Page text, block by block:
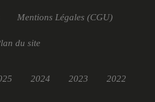
Mentions Légales (CGU)
du site
2024 2023 2022